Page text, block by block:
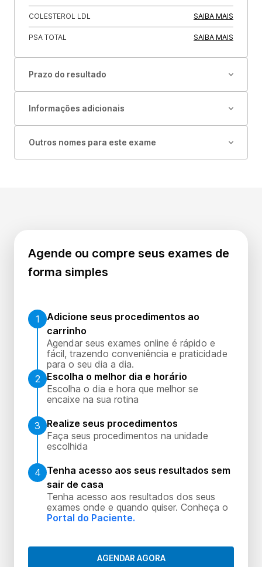
COLESTEROL LDL SAIBA MAIS
PSA TOTAL SAIBA MAIS
Prazo do resultado
Informações adicionais
Outros nomes para este exame
Agende ou compre seus exames de
forma simples
1
Adicione seus procedimentos ao
carrinho
Agendar seus exames online é rápido e
fácil, trazendo conveniência e praticidade
para o seu dia a dia.
2
Escolha o melhor dia e horário
Escolha o dia e hora que melhor se
encaixe na sua rotina
3
Realize seus procedimentos
Faça seus procedimentos na unidade
escolhida
4 Tenha acesso aos seus resultados sem
sair de casa
Tenha acesso aos resultados dos seus
exames onde e quando quiser. Conheça o
Portal do Paciente.
AGENDAR AGORA